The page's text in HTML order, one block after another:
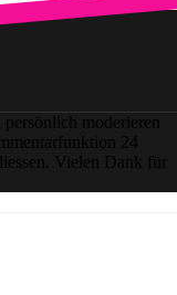
moderieren
24
Vielen Dank für